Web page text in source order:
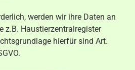
werden wir ihre Daten an
z.B. Haustierzentralregister
hierfür sind Art.